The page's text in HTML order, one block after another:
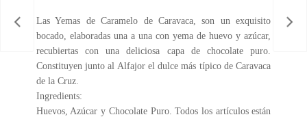
Las Yemas de Caramelo de Caravaca, son un exquisito
bocado, elaboradas una a una con yema de huevo y azúcar,
recubiertas con una deliciosa capa de chocolate puro.
Constituyen junto al Alfajor el dulce más típico de Caravaca
de la Cruz.
Ingredients:
Huevos, Azúcar y Chocolate Puro. Todos los artículos están